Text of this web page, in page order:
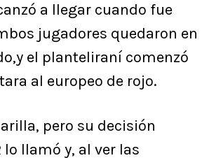
a llegar cuando fue
jugadores quedaron en
el planteliraní comenzó
al europeo de rojo.
pero su decisión
llamó y, al ver las